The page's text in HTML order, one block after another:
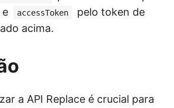
e
accessToken
pelo token de
acima.
a API Replace é crucial para